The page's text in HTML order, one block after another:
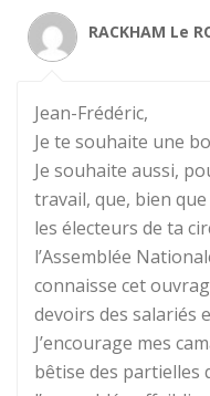
RACKHAM Le
Jean-Frédéric,
Je te souhaite une
Je souhaite aussi,
travail, que, bien
les électeurs de ta
l’Assemblée
connaisse cet
devoirs des salariés
J’encourage mes
bêtise des partielles